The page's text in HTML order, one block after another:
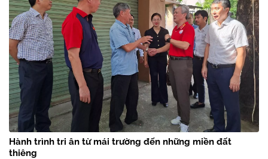
Hành trình tri ân từ mái trường đến những miền đất
thiêng